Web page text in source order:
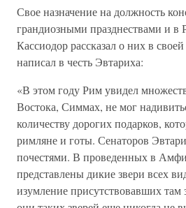
Свое назначение на должность
грандиозными празднествами и в
Кассиодор рассказал о них в
написал в честь Эвтариха:
«В этом году Рим увидел
Востока, Симмах, не мог
количеству дорогих подарков,
римляне и готы. Сенаторов
почестями. В проведенных в
представлены дикие звери всех
изумление присутствовавших там